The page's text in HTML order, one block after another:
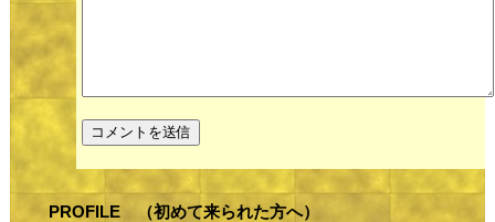
PROFILE （初めて来られた方へ）